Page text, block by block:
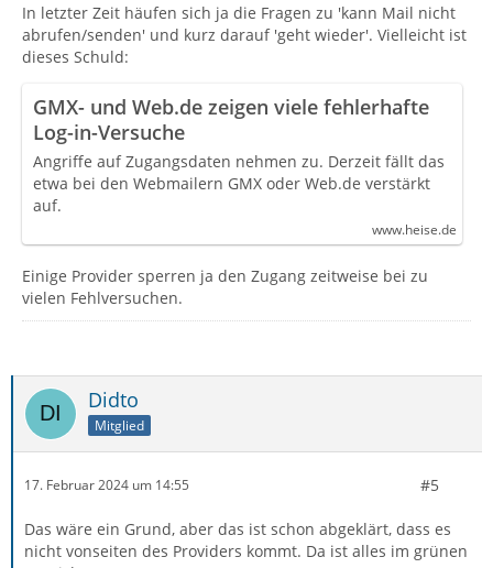
In letzter Zeit häufen sich ja die Fragen zu 'kann Mail nicht
abrufen/senden' und kurz darauf 'geht wieder'. Vielleicht ist
dieses Schuld:
GMX- und Web.de zeigen viele fehlerhafte
Log-in-Versuche
Angriffe auf Zugangsdaten nehmen zu. Derzeit fällt das
etwa bei den Webmailern GMX oder Web.de verstärkt
auf.
www.heise.de
Einige Provider sperren ja den Zugang zeitweise bei zu
vielen Fehlversuchen.
Didto
Mitglied
17. Februar 2024 um 14:55 #5
Das wäre ein Grund, aber das ist schon abgeklärt, dass es
nicht vonseiten des Providers kommt. Da ist alles im grünen